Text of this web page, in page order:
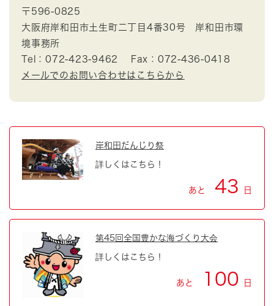
〒596-0825
大阪府岸和田市土生町二丁目4番30号 岸和田市環
境事務所
Tel：072-423-9462
Fax：072-436-0418
メールでのお問い合わせはこちらから
岸和田だんじり祭
詳しくはこちら！
あと 43 日
第45回全国豊かな海づくり大会
詳しくはこちら！
あと 100 日